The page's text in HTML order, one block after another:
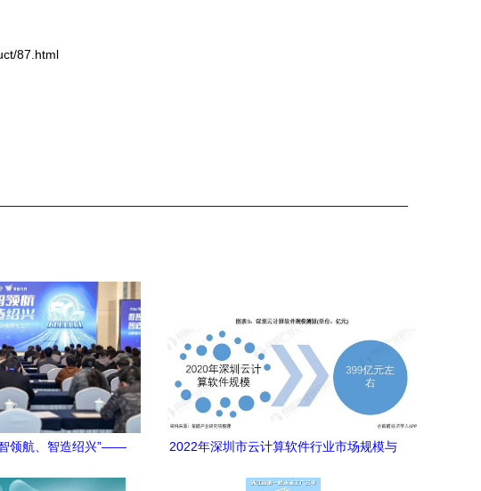
87.html
领航、智造绍兴”——
2022年深圳市云计算软件行业市场规模与